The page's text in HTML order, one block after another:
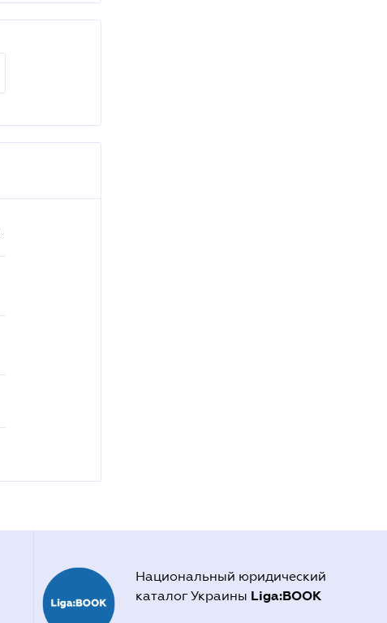
Национальный юридический
каталог Украины Liga:BOOK